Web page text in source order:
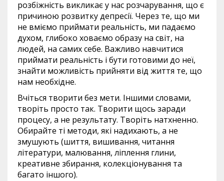
розбіжність викликає у нас розчарування, що є
причиною розвитку депресії. Через те, що ми
не вміємо приймати реальність, ми падаємо
духом, глибоко ховаємо образу на світ, на
людей, на самих себе. Важливо навчитися
приймати реальність і бути готовими до неї,
знайти можливість прийняти від життя те, що
нам необхідне.
Вчіться творити без мети. Іншими словами,
творіть просто так. Творити щось заради
процесу, а не результату. Творіть натхненно.
Обирайте ті методи, які надихають, а не
змушують (шиття, вишивання, читання
літератури, малювання, ліплення глини,
креативне збирання, колекціонування та
багато іншого).